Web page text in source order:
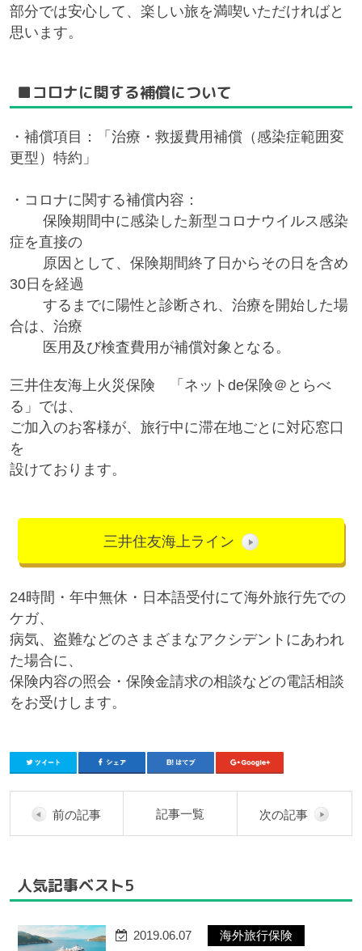
部分では安心して、楽しい旅を満喫いただければと
思います。
■コロナに関する補償について
・補償項目：「治療・救援費用補償（感染症範囲変
更型）特約」
・コロナに関する補償内容：
保険期間中に感染した新型コロナウイルス感染
症を直接の
原因として、保険期間終了日からその日を含め
30日を経過
するまでに陽性と診断され、治療を開始した場
合は、治療
医用及び検査費用が補償対象となる。
三井住友海上火災保険 「ネットde保険＠とらべ
る」では、
ご加入のお客様が、旅行中に滞在地ごとに対応窓口
を
設けております。
三井住友海上ライン
24時間・年中無休・日本語受付にて海外旅行先での
ケガ、
病気、盗難などのさまざまなアクシデントにあわれ
た場合に、
保険内容の照会・保険金請求の相談などの電話相談
をお受けします。
前の記事 記事一覧 次の記事
人気記事ベスト5
2019.06.07 海外旅行保険